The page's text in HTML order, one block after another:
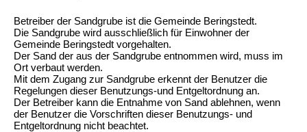
Betreiber der Sandgrube ist die Gemeinde Beringstedt.
Die Sandgrube wird ausschließlich für Einwohner der
Gemeinde Beringstedt vorgehalten.
Der Sand der aus der Sandgrube entnommen wird, muss im
Ort verbaut werden.
Mit dem Zugang zur Sandgrube erkennt der Benutzer die
Regelungen dieser Benutzungs-und Entgeltordnung an.
Der Betreiber kann die Entnahme von Sand ablehnen, wenn
der Benutzer die Vorschriften dieser Benutzungs- und
Entgeltordnung nicht beachtet.